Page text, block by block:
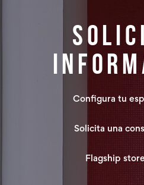
Configura tu
Solicita una
Flagship